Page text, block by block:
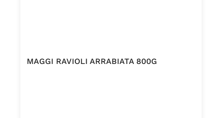
MAGGI RAVIOLI ARRABIATA 800G